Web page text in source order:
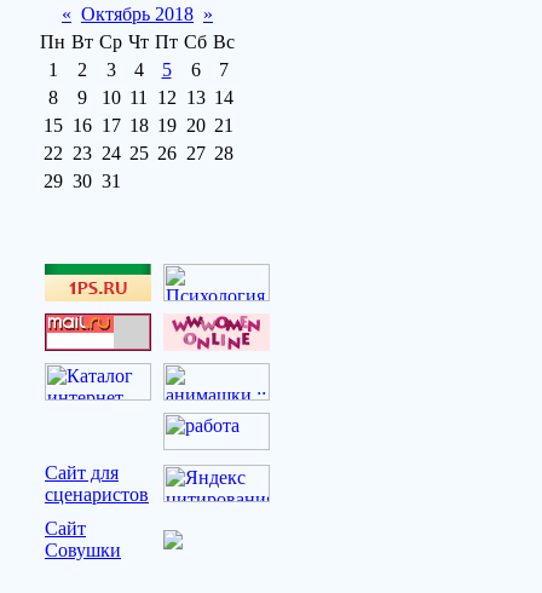
« Октябрь 2018 »
Пн Вт Ср Чт Пт Сб Вс
1
2 3 4 5 6
7
8
9 10 11 12 13 14
15 16 17 18 19 20 21
22 23 24 25 26 27 28
29 30 31
Сайт для
сценаристов
Сайт
Совушки